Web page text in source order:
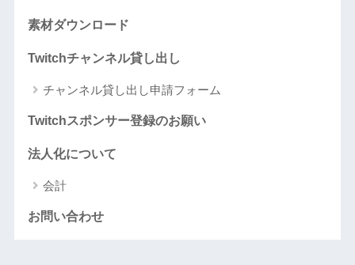
素材ダウンロード
Twitchチャンネル貸し出し
チャンネル貸し出し申請フォーム
Twitchスポンサー登録のお願い
法人化について
会計
お問い合わせ